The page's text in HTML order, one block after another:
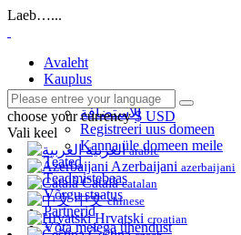
Laeb…...
Avaleht
Kauplus
Sirvi kõiki
الاستضافة
Registreeri uus domeen
Kanna üle domeen meile
Teated
Teadmistebaas
Võrgu staatus
Partnerid
Võta meiega ühendust
choose your currency $ USD
Vali keel
العربيةarabic
Azerbaijani azerbaijani
Catalàcatalan
中文chinese
Hrvatski croatian